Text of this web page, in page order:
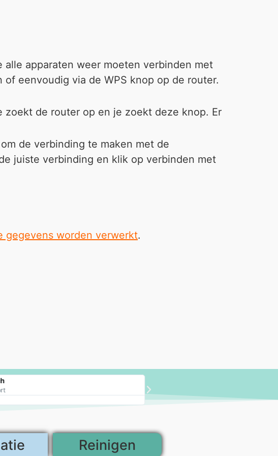
alle apparaten weer moeten verbinden met
eenvoudig via de WPS knop op de router.
de router op en je zoekt deze knop. Er
de verbinding te maken met de
juiste verbinding en klik op verbinden met
gegevens worden verwerkt.
Under Construction
Reinigen